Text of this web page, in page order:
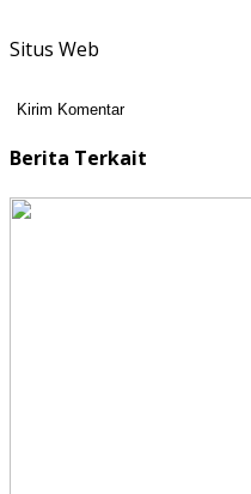
Situs Web
Berita Terkait